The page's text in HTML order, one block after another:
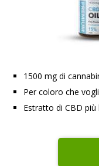
1500 mg di
Per coloro che
Estratto di CBD più